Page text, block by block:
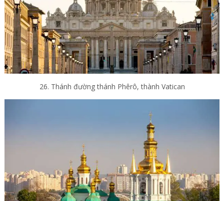
26. Thánh đường thánh Phêrô, thành Vatican